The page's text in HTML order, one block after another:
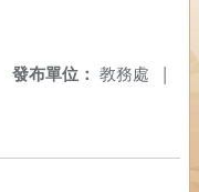
發布單位： 教務處 |